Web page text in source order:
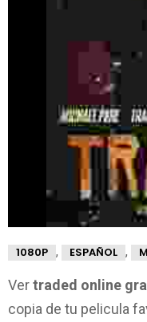
1080P , ESPAÑOL ,
Vertraded online
copia de tu pelicula